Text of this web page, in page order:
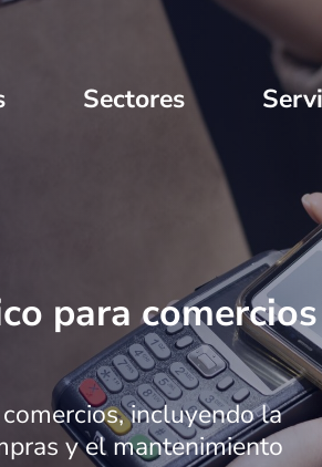
Sectores
para
incluyendo la
y el mantenimiento